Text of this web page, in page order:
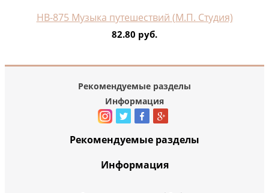
НВ-875 Музыка путешествий (М.П. Студия)
82.80 руб.
Рекомендуемые разделы
Информация
Рекомендуемые разделы
Информация